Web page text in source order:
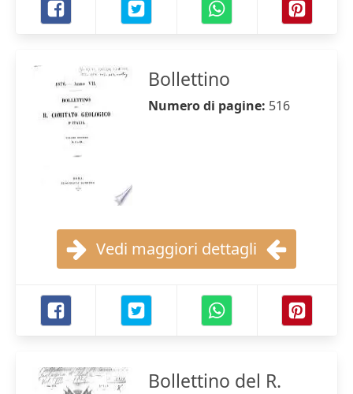
Bollettino
Numero di pagine: 516
Vedi maggiori dettagli
Bollettino del R.